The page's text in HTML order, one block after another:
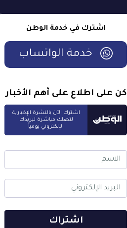
اشترك في خدمة الوطن
خدمة الواتساب
كن على اطلاع على أهم الأخبار
اشترك الآن بالنشرة الإخبارية
لتصلك مباشرة لبريدك
الإلكتروني يومياً
اشتراك